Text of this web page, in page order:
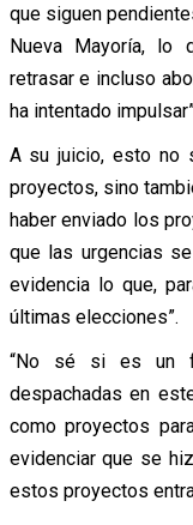
que siguen
Nueva Mayoría, lo
retrasar e incluso
ha intentado
A su juicio, esto no
proyectos, sino
haber enviado los
que las urgencias
evidencia lo que,
últimas elecciones”.
“No sé si es un
despachadas en
como proyectos
evidenciar que se
estos proyectos